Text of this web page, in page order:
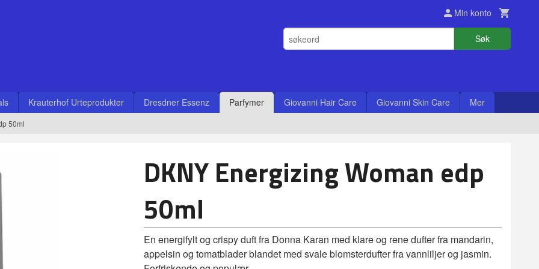
Min konto
Søk
Krauterhof Urteprodukter Dresdner Essenz Parfymer Giovanni Hair Care Giovanni Skin Care Mer
50ml
DKNY Energizing Woman edp
50ml
En energifylt og crispy duft fra Donna Karan med klare og rene dufter fra mandarin,
appelsin og tomatblader blandet med svale blomsterdufter fra vannliljer og jasmin.